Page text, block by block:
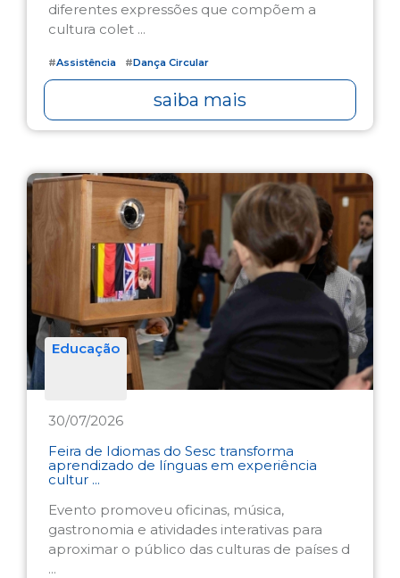
diferentes expressões que compõem a
cultura colet ...
#Assistência #Dança Circular
saiba mais
Educação
30/07/2026
Feira de Idiomas do Sesc transforma
aprendizado de línguas em experiência
cultur ...
Evento promoveu oficinas, música,
gastronomia e atividades interativas para
aproximar o público das culturas de países d
...